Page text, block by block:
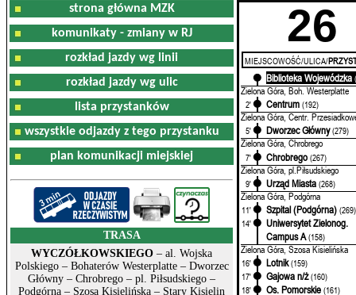
strona główna MZK
komunikaty - zmiany w RJ
rozkład jazdy wg linii
rozkład jazdy wg ulic
lista przystanków
wszystkie odjazdy z tego przystanku
plan komunikacji miejskiej
TRASA
WYCZÓŁKOWSKIEGO – al. Wojska
Polskiego – Bohaterów Westerplatte – Dworzec
Główny – Chrobrego – pl. Piłsudskiego –
Podgórna – Szosa Kisielińska – Stary Kisielin
26
MIEJSCOWOŚĆ/ULICA/
Biblioteka Wojewódzka
Zielona Góra, Boh. Westerplatte
2' Centrum (192)
Zielona Góra, Centr.
5' Dworzec Główny (279)
Zielona Góra, Chrobrego
7' Chrobrego (267)
Zielona Góra, pl.Piłsudskiego
9' Urząd Miasta (268)
Zielona Góra, Podgórna
11' Szpital (Podgórna) (269)
14'
Uniwersytet Zielonog.
Campus A (158)
Zielona Góra, Szosa Kisielińska
16' Lotnik (159)
17'
Gajowa n/ż (160)
18'
Os. Pomorskie (161)